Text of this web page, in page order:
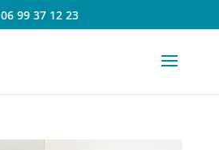
06 99 37 12 23